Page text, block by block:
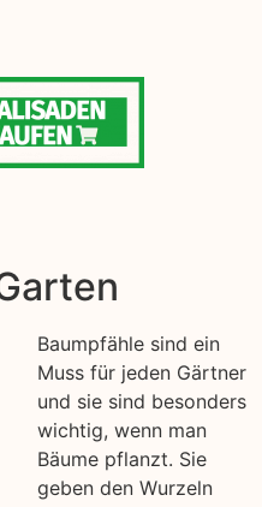
Baumpfähle sind ein
Muss für jeden Gärtner
und sie sind besonders
wichtig, wenn man
Bäume pflanzt. Sie
geben den Wurzeln